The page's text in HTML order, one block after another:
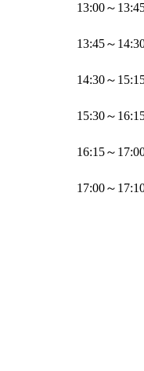
13:00～
13:45～
14:30～
15:30～
16:15～
17:00～